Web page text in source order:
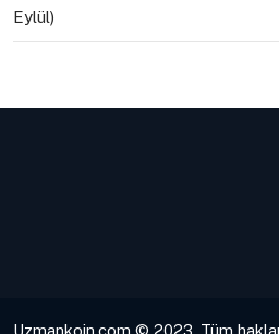
Eylül)
Uzmankoin.com © 2023. Tüm